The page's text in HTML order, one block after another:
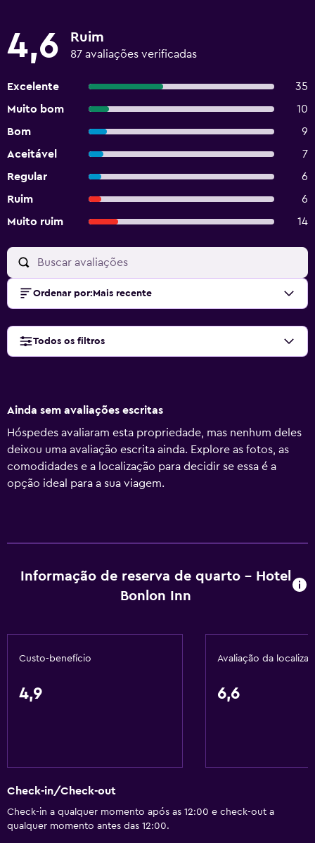
4,6 Ruim
87 avaliações verificadas
Excelente
35
Muito bom
10
Bom
9
Aceitável
7
Regular
6
Ruim
6
Muito ruim
14
Ordenar por: Mais recente
Todos os filtros
Ainda sem avaliações escritas
Hóspedes avaliaram esta propriedade, mas nenhum deles
deixou uma avaliação escrita ainda. Explore as fotos, as
comodidades e a localização para decidir se essa é a
opção ideal para a sua viagem.
Informação de reserva de quarto - Hotel
Bonlon Inn
Custo-benefício
4,9
Avaliação da
6,6
Check-in/Check-out
Check-in a qualquer momento após as 12:00 e check-out a
qualquer momento antes das 12:00.